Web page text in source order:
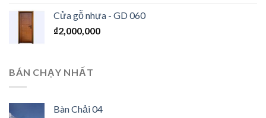
Cửa gỗ nhựa - GD 060
₫2,000,000
BÁN CHẠY NHẤT
Bàn Chải 04